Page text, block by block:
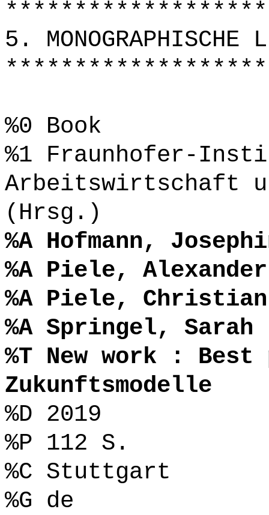
5. MONOGRAPHISCHE
%0 Book
%1 Fraunhofer-
Arbeitswirtschaft
(Hrsg.)
%A Hofmann,
%A Piele, Alexander
%A Piele, Christian
%A Springel,
%T New work :
Zukunftsmodelle
%D 2019
%P 112 S.
%C Stuttgart
%G de